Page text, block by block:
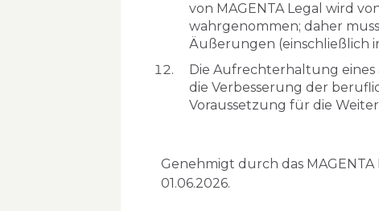
von MAGENTA Legal wird
wahrgenommen; daher
Äußerungen (einschließlich
Die Aufrechterhaltung eines
die Verbesserung der
Voraussetzung für die
Genehmigt durch das
01.06.2026.